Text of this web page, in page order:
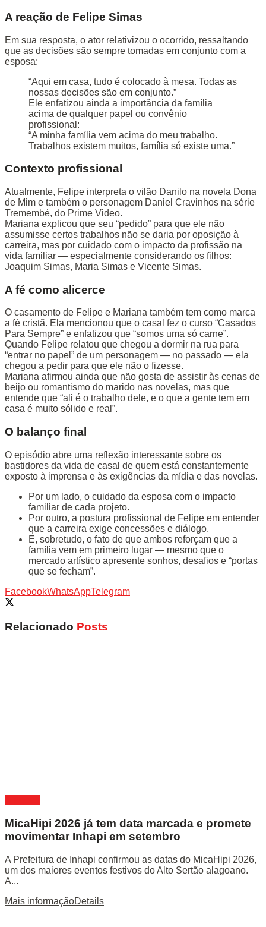
A reação de Felipe Simas
Em sua resposta, o ator relativizou o ocorrido, ressaltando
que as decisões são sempre tomadas em conjunto com a
esposa:
“Aqui em casa, tudo é colocado à mesa. Todas as
nossas decisões são em conjunto.”
Ele enfatizou ainda a importância da família
acima de qualquer papel ou convênio
profissional:
“A minha família vem acima do meu trabalho.
Trabalhos existem muitos, família só existe uma.”
Contexto profissional
Atualmente, Felipe interpreta o vilão Danilo na novela Dona
de Mim e também o personagem Daniel Cravinhos na série
Tremembé, do Prime Video.
Mariana explicou que seu “pedido” para que ele não
assumisse certos trabalhos não se daria por oposição à
carreira, mas por cuidado com o impacto da profissão na
vida familiar — especialmente considerando os filhos:
Joaquim Simas, Maria Simas e Vicente Simas.
A fé como alicerce
O casamento de Felipe e Mariana também tem como marca
a fé cristã. Ela mencionou que o casal fez o curso “Casados
Para Sempre” e enfatizou que “somos uma só carne”.
Quando Felipe relatou que chegou a dormir na rua para
“entrar no papel” de um personagem — no passado — ela
chegou a pedir para que ele não o fizesse.
Mariana afirmou ainda que não gosta de assistir às cenas de
beijo ou romantismo do marido nas novelas, mas que
entende que “ali é o trabalho dele, e o que a gente tem em
casa é muito sólido e real”.
O balanço final
O episódio abre uma reflexão interessante sobre os
bastidores da vida de casal de quem está constantemente
exposto à imprensa e às exigências da mídia e das novelas.
Por um lado, o cuidado da esposa com o impacto
familiar de cada projeto.
Por outro, a postura profissional de Felipe em entender
que a carreira exige concessões e diálogo.
E, sobretudo, o fato de que ambos reforçam que a
família vem em primeiro lugar — mesmo que o
mercado artístico apresente sonhos, desafios e “portas
que se fecham”.
FacebookWhatsAppTelegram
Relacionado Posts
MicaHipi 2026 já tem data marcada e promete
movimentar Inhapi em setembro
A Prefeitura de Inhapi confirmou as datas do MicaHipi 2026,
um dos maiores eventos festivos do Alto Sertão alagoano.
A...
Mais informaçãoDetails